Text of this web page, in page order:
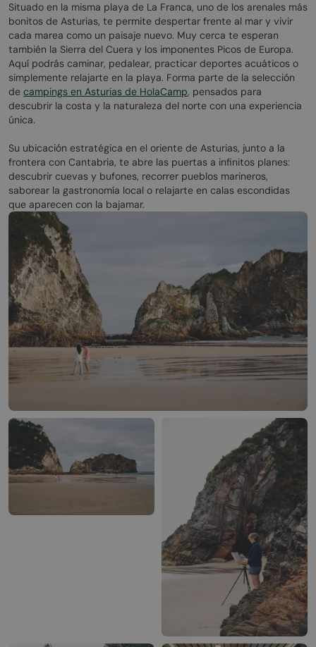
Situado en la misma playa de La Franca, uno de los arenales más
bonitos de Asturias, te permite despertar frente al mar y vivir
cada marea como un paisaje nuevo. Muy cerca te esperan
también la Sierra del Cuera y los imponentes Picos de Europa.
Aquí podrás caminar, pedalear, practicar deportes acuáticos o
simplemente relajarte en la playa. Forma parte de la selección
de campings en Asturias de HolaCamp, pensados para
descubrir la costa y la naturaleza del norte con una experiencia
única.
Su ubicación estratégica en el oriente de Asturias, junto a la
frontera con Cantabria, te abre las puertas a infinitos planes:
descubrir cuevas y bufones, recorrer pueblos marineros,
saborear la gastronomía local o relajarte en calas escondidas
que aparecen con la bajamar.